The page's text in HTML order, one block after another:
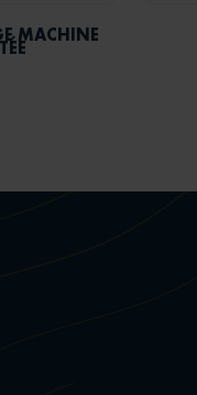
MACHINE